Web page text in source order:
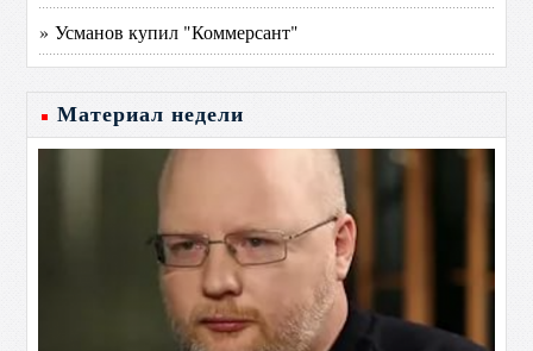
» Усманов купил "Коммерсант"
Материал недели